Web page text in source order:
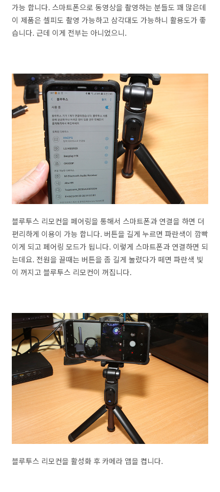
가능 합니다. 스마트폰으로 동영상을 촬영하는 분들도 꽤 많은데
이 제품은 셀피도 촬영 가능하고 삼각대도 가능하니 활용도가 좋
습니다. 근데 이게 전부는 아니었으니.
블루투스 리모컨을 페어링을 통해서 스마트폰과 연결을 하면 더
편리하게 이용이 가능 합니다. 버튼을 길게 누르면 파란색이 깜빡
이게 되고 페어링 모드가 됩니다. 이렇게 스마트폰과 연결하면 되
는데요. 전원을 끌때는 버튼을 좀 길게 눌렀다가 떼면 파란색 빛
이 꺼지고 블루투스 리모컨이 꺼집니다.
블루투스 리모컨을 활성화 후 카메라 앱을 켭니다.